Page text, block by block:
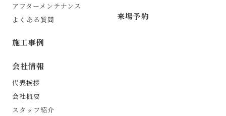
アフターメンテナンス
よくある質問
施工事例
来場予約
会社情報
代表挨拶
会社概要
スタッフ紹介